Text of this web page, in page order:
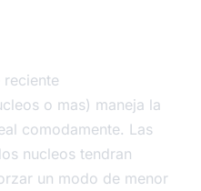
o mas) maneja la
comodamente. Las
nucleos tendran
un modo de menor